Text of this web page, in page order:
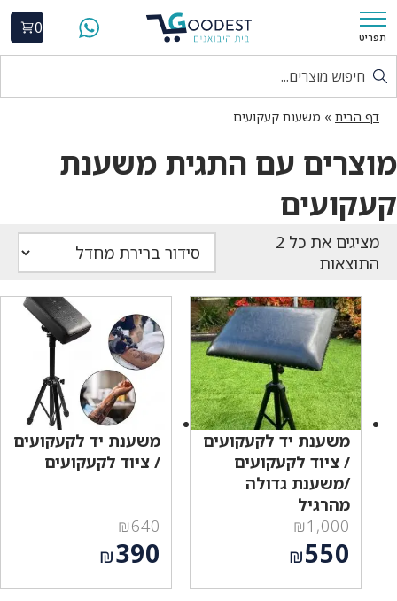
תפריט
0
דף הבית » משענת קעקועים
מוצרים עם התגית משענת
קעקועים
התוצאות
משענת יד לקעקועים
/ ציוד לקעקועים
/משענת גדולה
מהרגיל
₪1,000
המחיר
המקורי
היה:
₪550
משענת יד לקעקועים
/ ציוד לקעקועים
₪640
המחיר
המקורי
היה:
₪390